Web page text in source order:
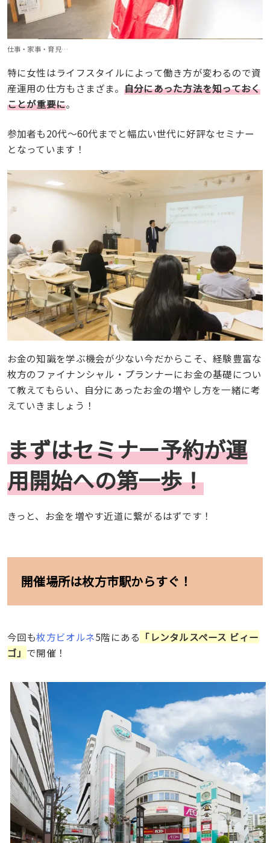
仕事・家事・育児…
特に女性はライフスタイルによって働き方が変わるので資
産運用の仕方もさまざま。 自分にあった方法を知っておく
ことが重要に。
参加者も20代〜60代までと幅広い世代に好評なセミナー
となっています！
お金の知識を学ぶ機会が少ない今だからこそ、経験豊富な
枚方のファイナンシャル・プランナーにお金の基礎につい
て教えてもらい、自分にあったお金の増やし方を一緒に考
えていきましょう！
まずはセミナー予約が運
用開始への第一歩！
きっと、お金を増やす近道に繋がるはずです！
開催場所は枚方市駅からすぐ！
今回も枚方ビオルネ5階にある 「レンタルスペース ビィー
ゴ」 で開催！